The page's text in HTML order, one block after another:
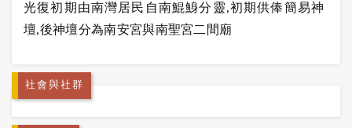
光復初期由南灣居民自南鯤鯓分靈,初期供俸簡易神
壇,後神壇分為南安宮與南聖宮二間廟
社會與社群